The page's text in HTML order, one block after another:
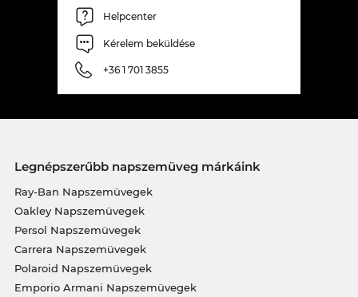
Helpcenter
Kérelem beküldése
+36 1 701 3855
Legnépszerűbb napszemüveg márkáink
Ray-Ban Napszemüvegek
Oakley Napszemüvegek
Persol Napszemüvegek
Carrera Napszemüvegek
Polaroid Napszemüvegek
Emporio Armani Napszemüvegek